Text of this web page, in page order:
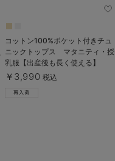
コットン100%ポケット付きチュ
ニックトップス マタニティ・授
乳服【出産後も長く使える】
￥3,990 税込